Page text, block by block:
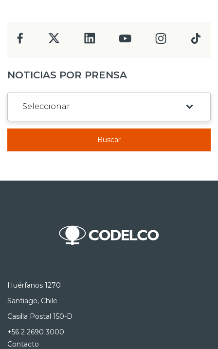
NOTICIAS POR PRENSA
Buscar
Huérfanos 1270
Santiago, Chile
Casilla Postal 150-D
+56 2 2690 3000
Contacto